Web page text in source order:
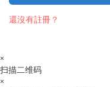
還沒有註冊？
×
扫描二维码
×